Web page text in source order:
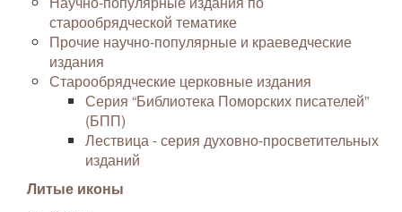
старообрядческой тематике
Прочие научно-популярные и краеведческие
издания
Старообрядческие церковные издания
Серия “Библиотека Поморских писателей”
(БПП)
Лествица - серия духовно-просветительных
изданий
Литые иконы